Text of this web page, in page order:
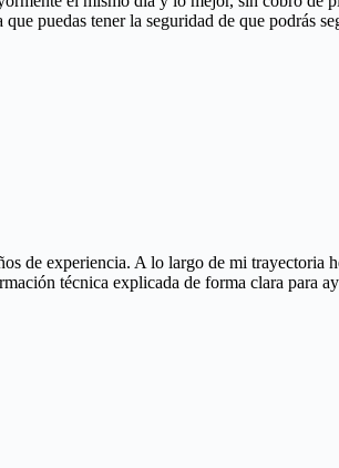
que puedas tener la seguridad de que podrás
de experiencia. A lo largo de mi
técnica explicada de forma clara para